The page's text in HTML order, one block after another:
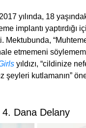
yılında, 18
implantı yaptırdığı
Mektubunda,
etmemeni
yıldızı, “cildinize
şeyleri kutlamanın”
4. Dana Delany